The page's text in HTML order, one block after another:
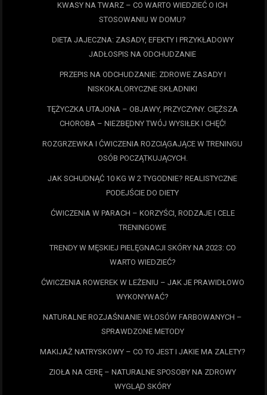
KWASY NA TWARZ – CO WARTO WIEDZIEĆ O ICH
STOSOWANIU W DOMU?
DIETA JAJECZNA: ZASADY, EFEKTY I PRZYKŁADOWY
JADŁOSPIS NA ODCHUDZANIE
PRZEPIS NA ODCHUDZANIE: ZDROWE ZASADY I
NISKOKALORYCZNE SKŁADNIKI
TĘŻYCZKA UTAJONA – OBJAWY, PRZYCZYNY. CIĘŻSZA
CHOROBA – NIEZBĘDNY TWÓJ WYSIŁEK I CHĘĆ!
ROZGRZEWKA I ĆWICZENIA ROZCIĄGAJĄCE W TRENINGU
OSÓB POCZĄTKUJĄCYCH.
JAK SCHUDNĄĆ 10 KG W 2 TYGODNIE? REALISTYCZNE
PODEJŚCIE DO DIETY
ĆWICZENIA W PARACH – KORZYŚCI, RODZAJE I CELE
TRENINGOWE
TRENDY W MĘSKIEJ PIELĘGNACJI SKÓRY NA 2023: CO
WARTO WIEDZIEĆ?
ĆWICZENIA ROWEREK W LEŻENIU – JAK JE PRAWIDŁOWO
WYKONYWAĆ?
NATURALNE ROZJAŚNIANIE WŁOSÓW FARBOWANYCH –
SPRAWDZONE METODY
MAKIJAŻ NATRYSKOWY – CO TO JEST I JAKIE MA ZALETY?
ZIOŁA NA CERĘ – NATURALNE SPOSOBY NA ZDROWY
WYGLĄD SKÓRY